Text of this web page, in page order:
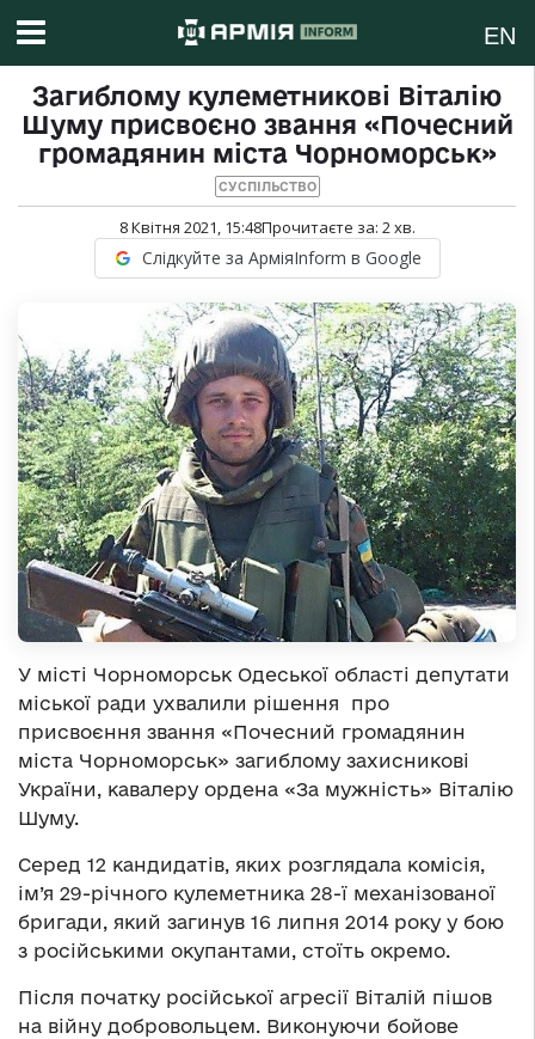
EN
Загиблому кулеметникові Віталію
Шуму присвоєно звання «Почесний
громадянин міста Чорноморськ»
СУСПІЛЬСТВО
8 Квітня 2021, 15:48Прочитаєте за: 2хв.
Слідкуйте за АрміяInform в Google
У місті Чорноморськ Одеської області депутати
міської ради ухвалили рішення про
присвоєння звання «Почесний громадянин
міста Чорноморськ» загиблому захисникові
України, кавалеру ордена «За мужність» Віталію
Шуму.
Серед 12 кандидатів, яких розглядала комісія,
ім’я 29-річного кулеметника 28-ї механізованої
бригади, який загинув 16 липня 2014 року у бою
з російськими окупантами, стоїть окремо.
Після початку російської агресії Віталій пішов
на війну добровольцем. Виконуючи бойове